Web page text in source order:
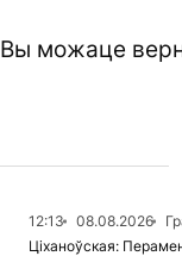
Вы можаце
12:13 08.08.2026
Ціханоўская: